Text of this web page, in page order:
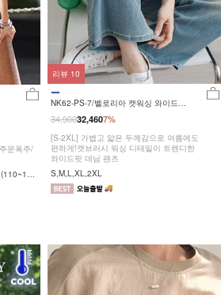
문폭주/
NK62-PS-7/벨로리아 캣워싱 와이드팬
츠_HR
7%
34,90032,460
[S-2XL] 가볍고 얇은 두께감으로 여름에도
편하게!캣브러시 워싱 디테일이 트렌디한
와이드핏 데님 팬츠
S,M,L,XL,2XL
리뷰 10